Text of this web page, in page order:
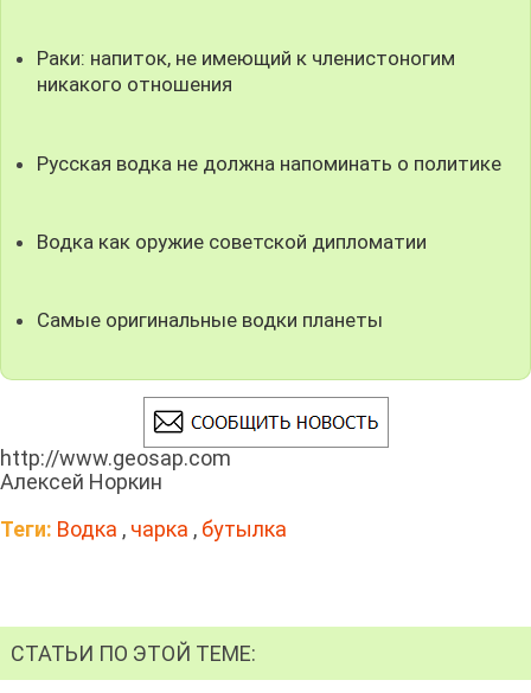
Раки: напиток, не имеющий к членистоногим
никакого отношения
Русская водка не должна напоминать о политике
Водка как оружие советской дипломатии
Самые оригинальные водки планеты
http://www.geosap.com
Алексей Норкин
Теги: Водка , чарка , бутылка
СТАТЬИ ПО ЭТОЙ ТЕМЕ: